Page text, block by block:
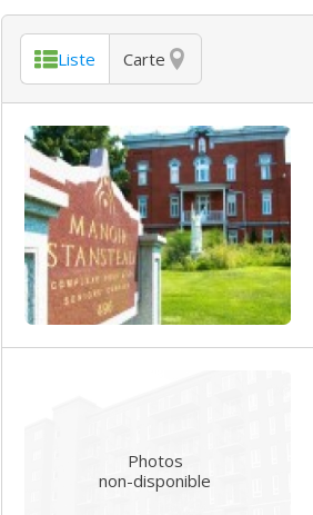
Liste Carte
Photos
non-disponible